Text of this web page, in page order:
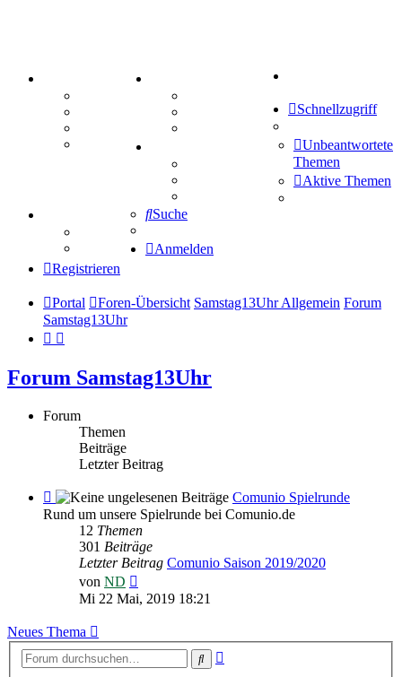
Mastodon
Treffenübersicht
Zitatesammlung
Schiffe versenken
Tipprunde
Comunio
Schnellzugriff
Unbeantwortete
Themen
Aktive Themen
Suche
Anmelden
Registrieren
Portal Foren-Übersicht Samstag13Uhr Allgemein Forum
Samstag13Uhr
Forum Samstag13Uhr
Forum
Themen
Beiträge
Letzter Beitrag
Feed
-
Comunio
Spielrunde
Comunio Spielrunde
Rund um unsere Spielrunde bei Comunio.de
12 Themen
301 Beiträge
Letzter Beitrag Comunio Saison 2019/2020
von ND
Beitrag
Mi 22 Mai, 2019 18:21
Neues Thema
Suche